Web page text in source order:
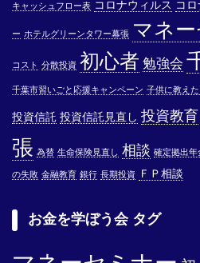
キャッシュフロー表 コロナウィルス コ
ー ホテルグリーンタワー幕張 マネ
コスト 分散投資 初心者 勉強会
千葉市習いごと応援キャンペーン 子供に教え
投資信託 投資信託見直し 投資教育
張 為替 生命保険見直し 相談 確定拠出年
の失敗 金融教育 銀行 長期投資 ＦＰ相談
お金を学ぼう会 タグ